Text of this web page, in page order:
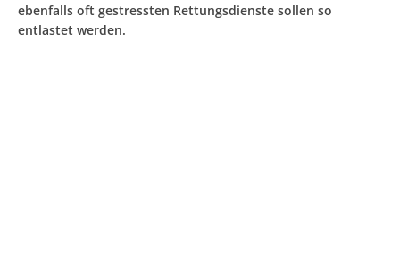
ebenfalls oft gestressten Rettungsdienste sollen so
entlastet werden.